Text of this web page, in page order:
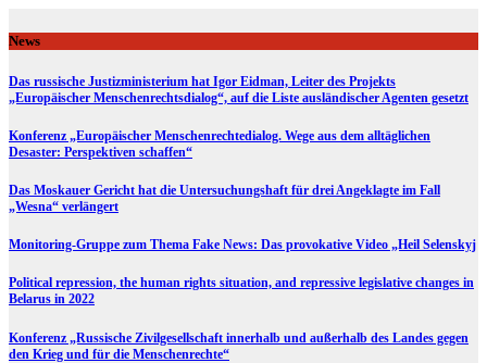
to
content
News
Das russische Justizministerium hat Igor Eidman, Leiter des Projekts
„Europäischer Menschenrechtsdialog“, auf die Liste ausländischer Agenten gesetzt
Konferenz „Europäischer Menschenrechtedialog. Wege aus dem alltäglichen
Desaster: Perspektiven schaffen“
Das Moskauer Gericht hat die Untersuchungshaft für drei Angeklagte im Fall
„Wesna“ verlängert
Monitoring-Gruppe zum Thema Fake News: Das provokative Video „Heil Selenskyj
Political repression, the human rights situation, and repressive legislative changes in
Belarus in 2022
Konferenz „Russische Zivilgesellschaft innerhalb und außerhalb des Landes gegen
den Krieg und für die Menschenrechte“